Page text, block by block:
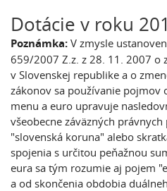
Dotácie v roku
Poznámka: V zmysle
659/2007 Z.z. z 28. 11. 2007 o
v Slovenskej republike a o
zákonov sa používanie pojmov
menu a euro upravuje
všeobecne záväzných
"slovenská koruna" alebo
spojenia s určitou peňažnou
eura sa tým rozumie aj pojem
a od skončenia obdobia